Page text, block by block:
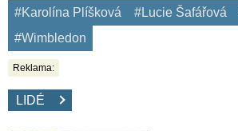
#Karolína Plíšková #Lucie Šafářová
#Wimbledon
Reklama:
LIDÉ